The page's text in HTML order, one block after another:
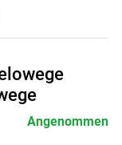
Angenommen